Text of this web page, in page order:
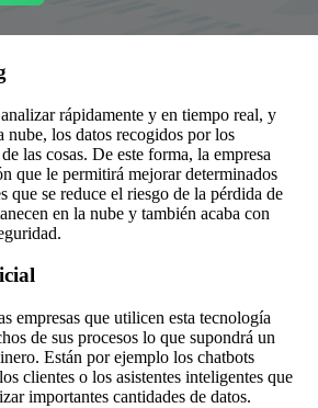
rápidamente y en tiempo real, y
nube, los datos recogidos por los
las cosas. De este forma, la empresa
que le permitirá mejorar determinados
que se reduce el riesgo de la pérdida de
en la nube y también acaba con
empresas que utilicen esta tecnología
de sus procesos lo que supondrá un
Están por ejemplo los chatbots
clientes o los asistentes inteligentes que
importantes cantidades de datos.